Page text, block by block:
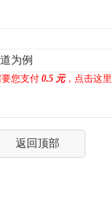
为例
您支付 0.5 元，点击这
返回顶部